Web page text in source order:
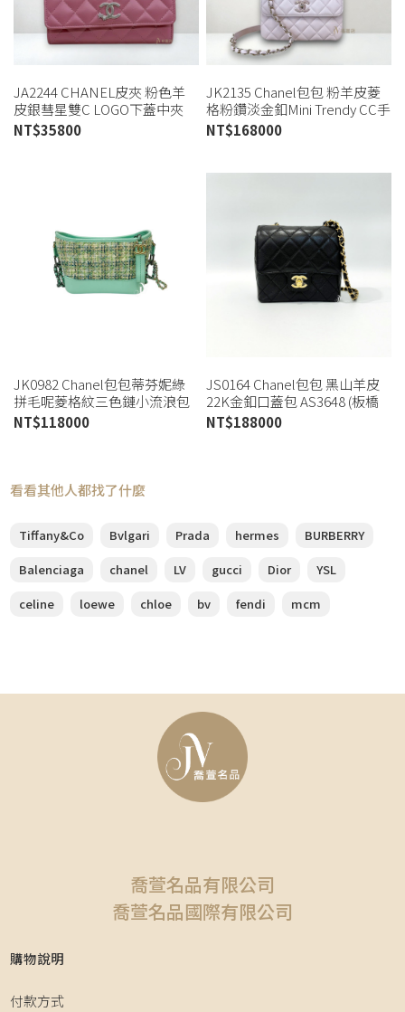
JA2244 CHANEL皮夾 粉色羊
皮銀彗星雙C LOGO下蓋中夾
AP3727 (桃園店)
NT$35800
JK2135 Chanel包包 粉羊皮菱
格粉鑽淡金釦Mini Trendy CC手
提斜背包 AS4654(高雄店)
NT$168000
JK0982 Chanel包包蒂芬妮綠
拼毛呢菱格紋三色鏈小流浪包
A91810 (喬萱高雄店)
NT$118000
JS0164 Chanel包包 黑山羊皮
22K金釦口蓋包 AS3648 (板橋
店)
NT$188000
看看其他人都找了什麼
Tiffany&Co Bvlgari Prada hermes
BURBERRY
Balenciaga
chanel LV gucci Dior
YSL
celine
loewe chloe bv fendi mcm
喬萱名品有限公司
喬萱名品國際有限公司
購物說明
付款方式